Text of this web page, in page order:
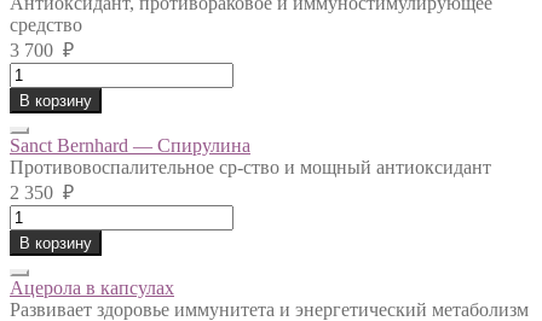
средство
3 700 ₽
Sanct
Bernhard
-
Масло
Криля
quantity
В корзину
Sanct Bernhard — Спирулина
Противовоспалительное ср-ство и мощный антиоксидант
2 350 ₽
Sanct
Bernhard
-
Спирулина
quantity
В корзину
Ацерола в капсулах
Развивает здоровье иммунитета и энергетический метаболизм